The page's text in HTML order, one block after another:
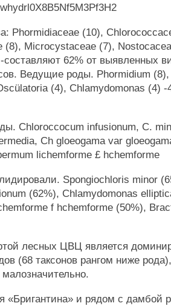
Phormidiaceae (10),
(8), Microcystaceae (7),
составляют 62% от выявленных
Ведущие роды. Phormidium
(4), Chlamydomonas (4) -
Chloroccocum infusionum, С.
Ch gloeogama var
lichemforme £ hchemforme
Spongiochloris minor
(62%), Chlamydomonas
f hchemforme (50%),
лесных ЦВЦ является
(68 таксонов рангом ниже
«Бригантина» и рядом с дамбой